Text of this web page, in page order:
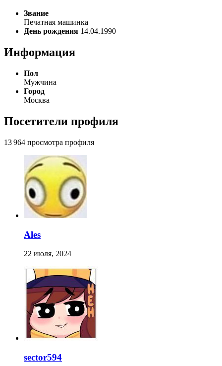
Звание
Печатная машинка
День рождения 14.04.1990
Информация
Пол
Мужчина
Город
Москва
Посетители профиля
13 964 просмотра профиля
Ales
22 июля, 2024
sector594